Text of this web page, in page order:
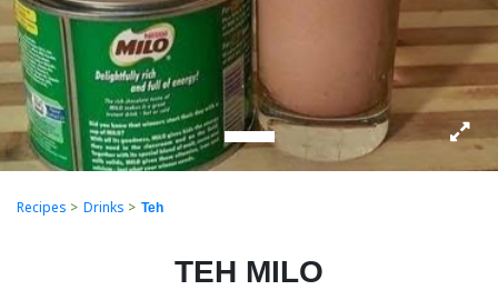
Recipes > Drinks > Teh
TEH MILO